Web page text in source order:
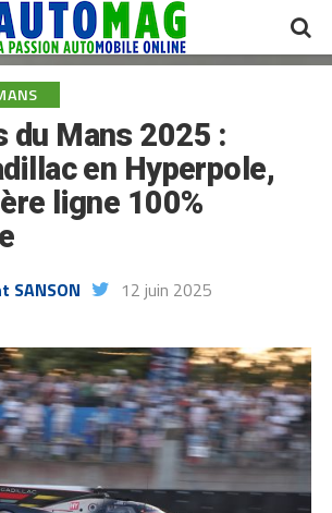
du Mans 2025 :
en Hyperpole,
ligne 100%
SANSON 12 juin 2025